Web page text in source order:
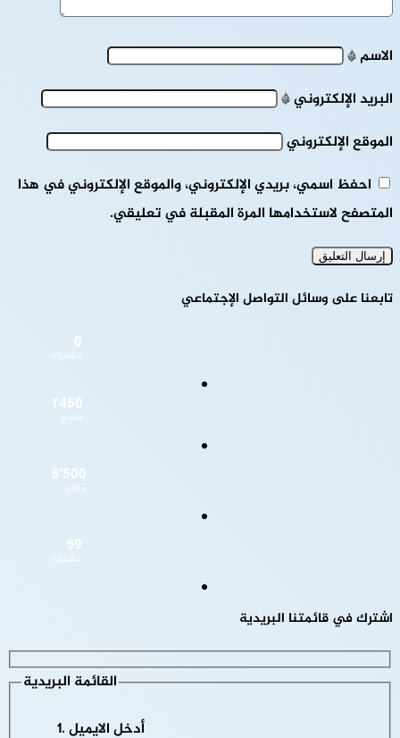
الاسم*
البريد الإلكتروني*
الموقع الإلكتروني
احفظ اسمي، بريدي الإلكتروني، والموقع الإلكتروني في هذا
المتصفح لاستخدامها المرة المقبلة في تعليقي.
تابعنا على وسائل التواصل الإجتماعي
0
مشترك
1٬450
متابع
6٬500
متابع
59
اشترك في قائمتنا البريدية
القائمة البريدية